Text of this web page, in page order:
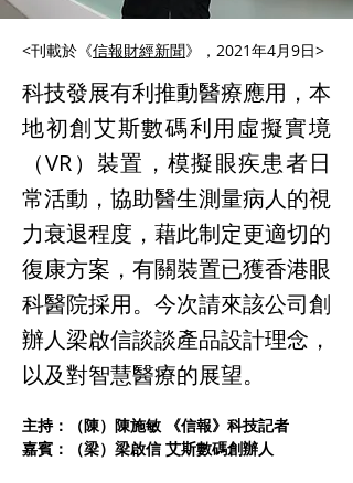
<刊載於《信報財經新聞》，2021年4月9日>
科技發展有利推動醫療應用，本
地初創艾斯數碼利用虛擬實境
（VR）裝置，模擬眼疾患者日
常活動，協助醫生測量病人的視
力衰退程度，藉此制定更適切的
復康方案，有關裝置已獲香港眼
科醫院採用。今次請來該公司創
辦人梁啟信談談產品設計理念，
以及對智慧醫療的展望。
主持：（陳）陳施敏 《信報》科技記者
嘉賓：（梁）梁啟信 艾斯數碼創辦人